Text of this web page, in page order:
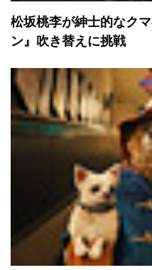
松坂桃李が紳士的なク
ン』吹き替えに挑戦